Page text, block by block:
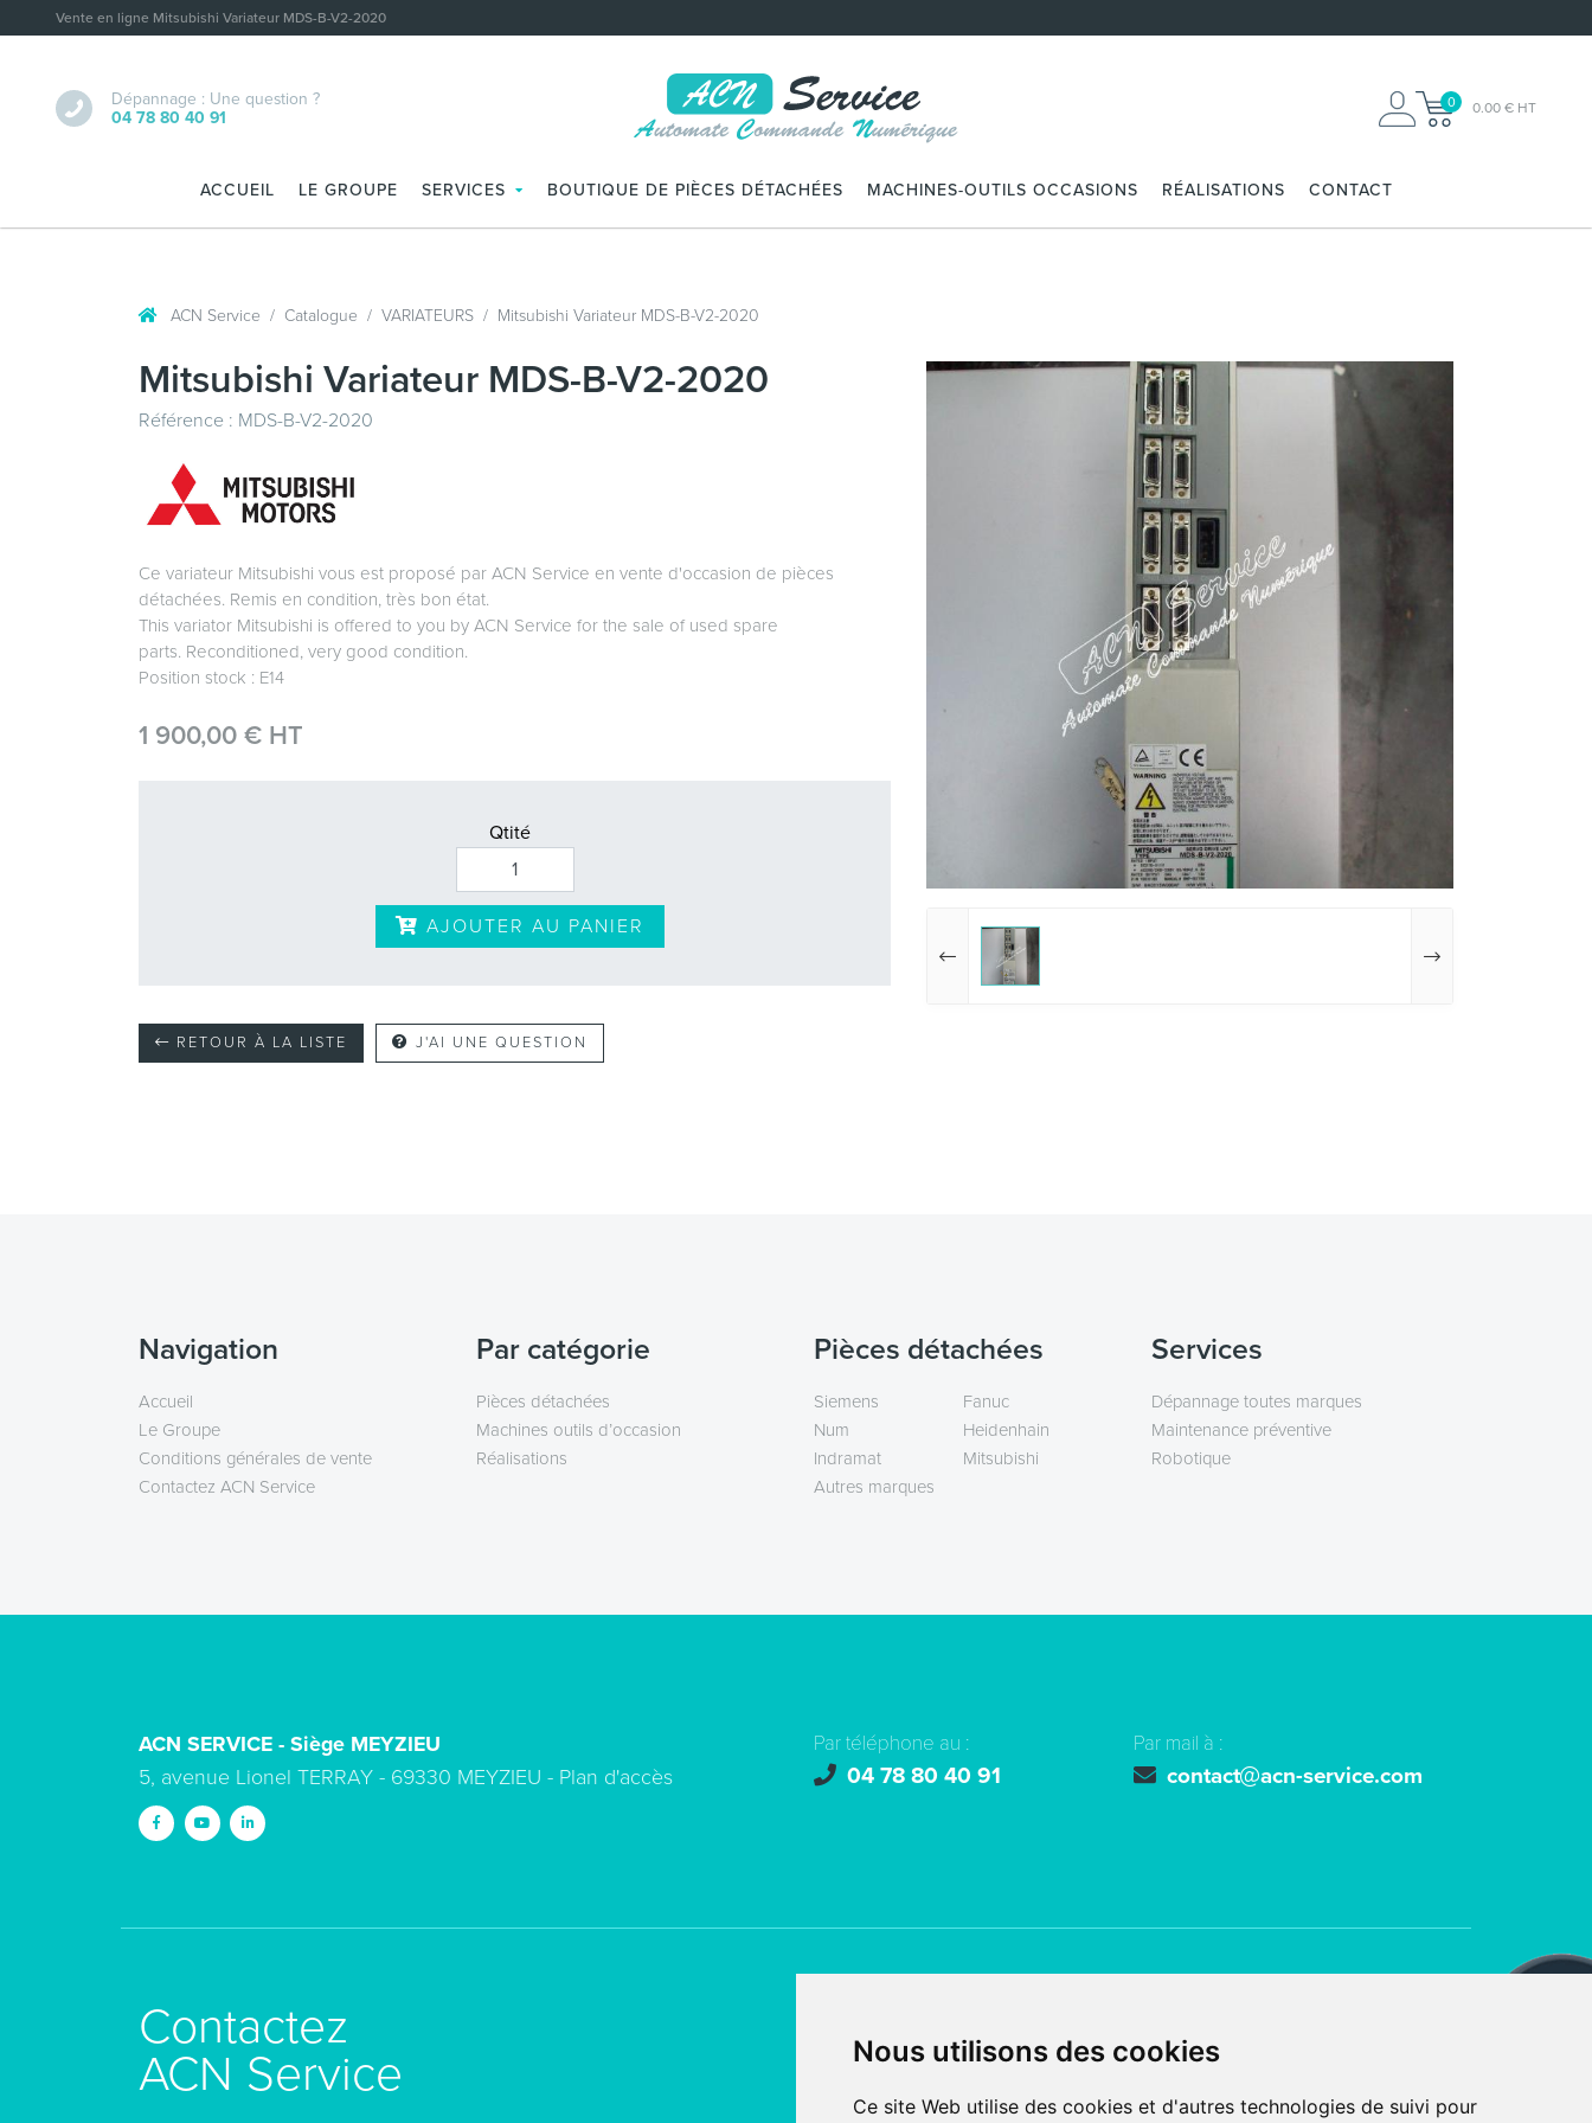
Nous utilisons des cookies
Ce site Web utilise des cookies et d'autres technologies de suivi pour
Vente en ligne Mitsubishi Variateur MDS-B-V2-2020
Dépannage : Une question ?
04 78 80 40 91
0 0.00 € HT
ACCUEIL LE GROUPE SERVICES BOUTIQUE DE PIÈCES DÉTACHÉES MACHINES-OUTILS OCCASIONS RÉALISATIONS CONTACT
ACN Service Catalogue VARIATEURS Mitsubishi Variateur MDS-B-V2-2020
Mitsubishi Variateur MDS-B-V2-2020
Référence : MDS-B-V2-2020
Ce variateur Mitsubishi vous est proposé par ACN Service en vente d'occasion de pièces
détachées. Remis en condition, très bon état.
This variator Mitsubishi is offered to you by ACN Service for the sale of used spare
parts. Reconditioned, very good condition.
Position stock : E14
1 900,00 € HT
Qtité
AJOUTER AU PANIER
RETOUR À LA LISTE J'AI UNE QUESTION
Navigation
Accueil
Le Groupe
Conditions générales de vente
Contactez ACN Service
Par catégorie
Pièces détachées
Machines outils d’occasion
Réalisations
Pièces détachées
Siemens
Num
Indramat
Autres marques
Fanuc
Heidenhain
Mitsubishi
Services
Dépannage toutes marques
Maintenance préventive
Robotique
ACN SERVICE - Siège MEYZIEU
5, avenue Lionel TERRAY - 69330 MEYZIEU - Plan d'accès
Par téléphone au :
04 78 80 40 91
Par mail à :
contact acn-service.com
Contactez
ACN Service
Création de site internetfait avec
par l’agence digitale